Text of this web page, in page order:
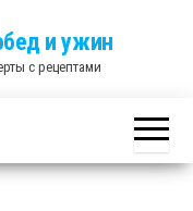
и ужин
с рецептами